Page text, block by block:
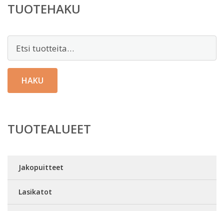
TUOTEHAKU
HAKU
TUOTEALUEET
Jakopuitteet
Lasikatot